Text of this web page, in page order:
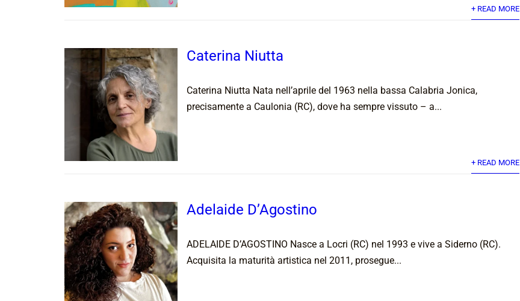
+ READ MORE
Caterina Niutta
Caterina Niutta Nata nell’aprile del 1963 nella bassa Calabria Jonica,
precisamente a Caulonia (RC), dove ha sempre vissuto – a...
+ READ MORE
Adelaide D’Agostino
ADELAIDE D’AGOSTINO Nasce a Locri (RC) nel 1993 e vive a Siderno (RC).
Acquisita la maturità artistica nel 2011, prosegue...